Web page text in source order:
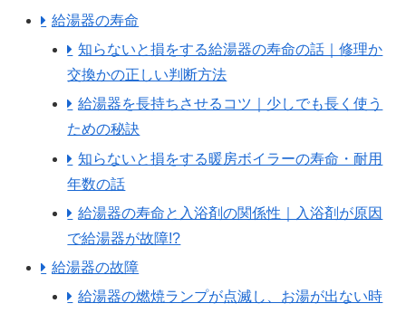
給湯器の寿命
知らないと損をする給湯器の寿命の話｜修理か
交換かの正しい判断方法
給湯器を長持ちさせるコツ｜少しでも長く使う
ための秘訣
知らないと損をする暖房ボイラーの寿命・耐用
年数の話
給湯器の寿命と入浴剤の関係性｜入浴剤が原因
で給湯器が故障!?
給湯器の故障
給湯器の燃焼ランプが点滅し、お湯が出ない時